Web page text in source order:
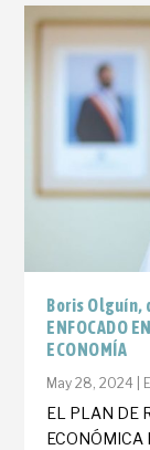
Boris Olguín,
ENFOCADO
ECONOMÍA
May 28, 2024
EL PLAN DE
ECONÓMICA